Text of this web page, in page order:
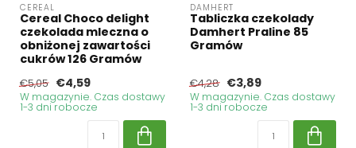
CEREAL
Cereal Choco delight
czekolada mleczna o
obniżonej zawartości
cukrów 126 Gramów
€5,05 €4,59
W magazynie. Czas dostawy
1-3 dni robocze
DAMHERT
Tabliczka czekolady
Damhert Praline 85
Gramów
€4,28 €3,89
W magazynie. Czas dostawy
1-3 dni robocze